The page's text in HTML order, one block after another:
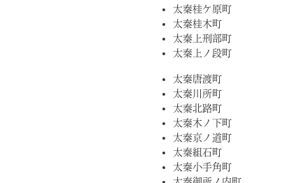
太秦桂ケ原町
太秦桂木町
太秦上刑部町
太秦上ノ段町
太秦唐渡町
太秦川所町
太秦北路町
太秦木ノ下町
太秦京ノ道町
太秦組石町
太秦小手角町